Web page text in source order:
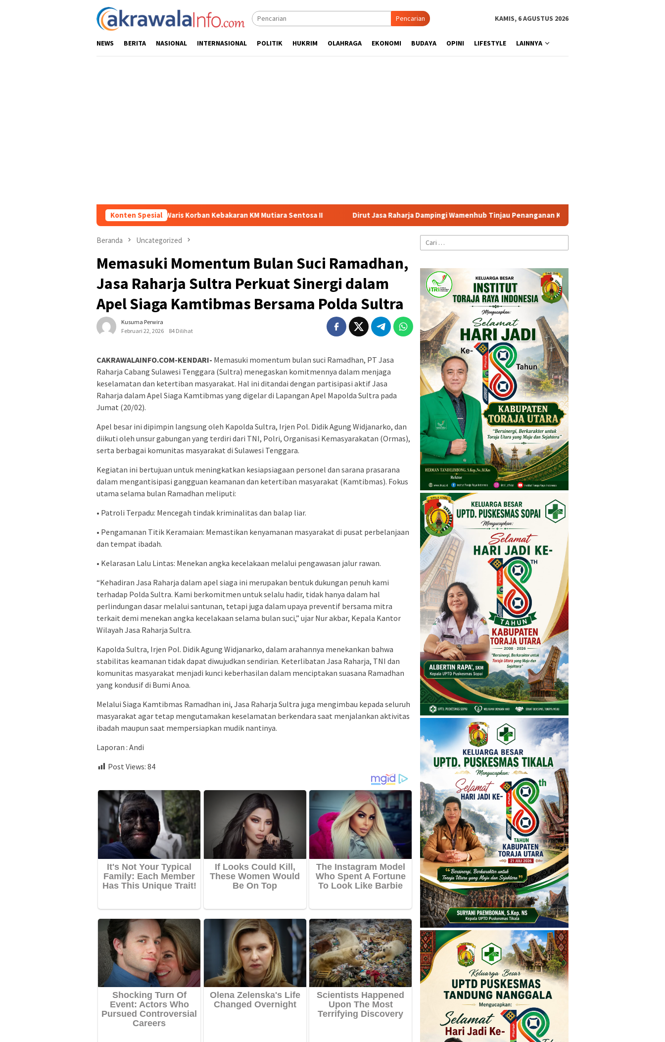
Pencarian KAMIS, 6 AGUSTUS 2026
NEWS BERITA NASIONAL INTERNASIONAL POLITIK HUKRIM OLAHRAGA EKONOMI BUDAYA OPINI LIFESTYLE LAINNYA
Konten Spesial
Santunan kepada Ahli Waris Korban Kebakaran KM Mutiara Sentosa II Dirut Jasa Raharja Dampingi Wamenhub Tinjau Penanganan Korban KM Mutiara Sentosa II di RS PHC Surabaya
Beranda Uncategorized
Memasuki Momentum Bulan Suci Ramadhan,
Jasa Raharja Sultra Perkuat Sinergi dalam
Apel Siaga Kamtibmas Bersama Polda Sultra
Kusuma Perwira
Februari 22, 2026
84 Dilihat
CAKRAWALAINFO.COM-KENDARI- Memasuki momentum bulan suci Ramadhan, PT Jasa
Raharja Cabang Sulawesi Tenggara (Sultra) menegaskan komitmennya dalam menjaga
keselamatan dan ketertiban masyarakat. Hal ini ditandai dengan partisipasi aktif Jasa
Raharja dalam Apel Siaga Kamtibmas yang digelar di Lapangan Apel Mapolda Sultra pada
Jumat (20/02).
Apel besar ini dipimpin langsung oleh Kapolda Sultra, Irjen Pol. Didik Agung Widjanarko, dan
diikuti oleh unsur gabungan yang terdiri dari TNI, Polri, Organisasi Kemasyarakatan (Ormas),
serta berbagai komunitas masyarakat di Sulawesi Tenggara.
Kegiatan ini bertujuan untuk meningkatkan kesiapsiagaan personel dan sarana prasarana
dalam mengantisipasi gangguan keamanan dan ketertiban masyarakat (Kamtibmas). Fokus
utama selama bulan Ramadhan meliputi:
• Patroli Terpadu: Mencegah tindak kriminalitas dan balap liar.
• Pengamanan Titik Keramaian: Memastikan kenyamanan masyarakat di pusat perbelanjaan
dan tempat ibadah.
• Kelarasan Lalu Lintas: Menekan angka kecelakaan melalui pengawasan jalur rawan.
“Kehadiran Jasa Raharja dalam apel siaga ini merupakan bentuk dukungan penuh kami
terhadap Polda Sultra. Kami berkomitmen untuk selalu hadir, tidak hanya dalam hal
perlindungan dasar melalui santunan, tetapi juga dalam upaya preventif bersama mitra
terkait demi menekan angka kecelakaan selama bulan suci,” ujar Nur akbar, Kepala Kantor
Wilayah Jasa Raharja Sultra.
Kapolda Sultra, Irjen Pol. Didik Agung Widjanarko, dalam arahannya menekankan bahwa
stabilitas keamanan tidak dapat diwujudkan sendirian. Keterlibatan Jasa Raharja, TNI dan
komunitas masyarakat menjadi kunci keberhasilan dalam menciptakan suasana Ramadhan
yang kondusif di Bumi Anoa.
Melalui Siaga Kamtibmas Ramadhan ini, Jasa Raharja Sultra juga mengimbau kepada seluruh
masyarakat agar tetap mengutamakan keselamatan berkendara saat menjalankan aktivitas
ibadah maupun saat mempersiapkan mudik nantinya.
Laporan : Andi
Post Views: 84
Cari
untuk: